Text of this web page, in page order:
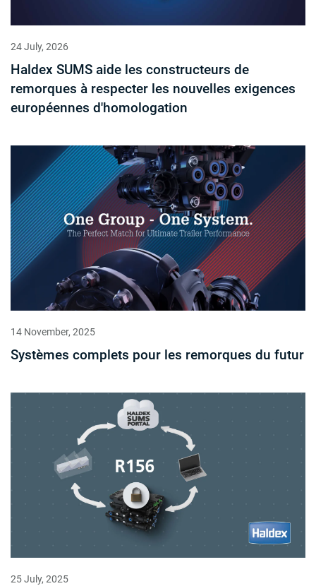
24 July, 2026
Haldex SUMS aide les constructeurs de
remorques à respecter les nouvelles exigences
européennes d'homologation
14 November, 2025
Systèmes complets pour les remorques du futur
25 July, 2025